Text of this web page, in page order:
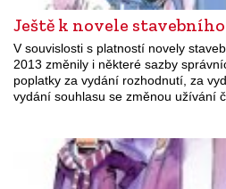
Ještě k novele
V souvislosti s platností novely
2013 změnily i některé sazby
poplatky za vydání rozhodnutí, za
vydání souhlasu se změnou užívání